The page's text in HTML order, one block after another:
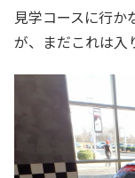
見学コースに行か
が、まだこれは入